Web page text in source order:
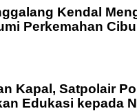
Kendal
Perkemahan
Kapal, Satpolair
Edukasi kepada